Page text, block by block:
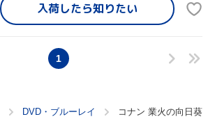
入荷したら知りたい
1
DVD・ブルーレイ コナン 業火の向日葵